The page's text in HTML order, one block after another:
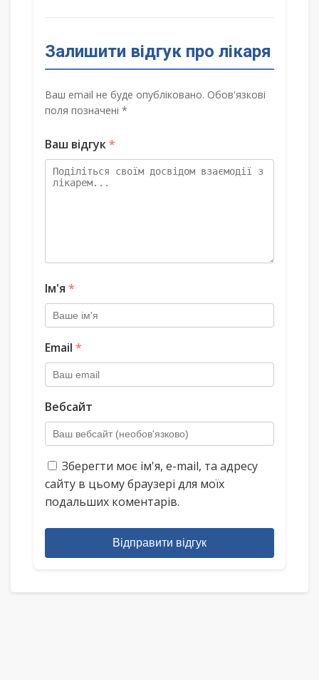
Залишити відгук про лікаря
Ваш email не буде опубліковано. Обов'язкові
поля позначені *
Ваш відгук*
Ім'я *
Email *
Вебсайт
Зберегти моє ім'я, e-mail, та адресу
сайту в цьому браузері для моїх
подальших коментарів.
Відправити відгук